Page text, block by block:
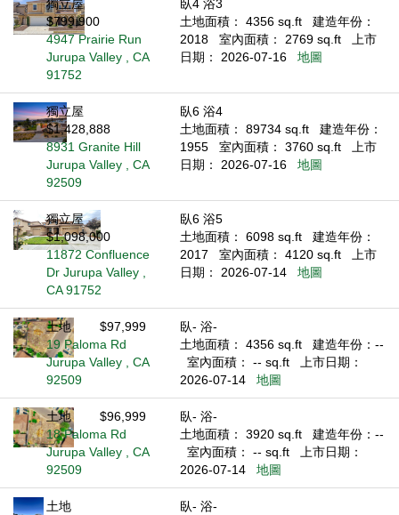
獨立屋
$799,900
4947 Prairie Run
Jurupa Valley , CA
91752
臥4 浴3
土地面積： 4356 sq.ft
建造年份：
2018
室內面積： 2769 sq.ft
上市
日期： 2026-07-16
地圖
獨立屋
$1,428,888
8931 Granite Hill
Jurupa Valley , CA
92509
臥6 浴4
土地面積： 89734 sq.ft
建造年份：
1955
室內面積： 3760 sq.ft
上市
日期： 2026-07-16
地圖
獨立屋
$1,098,000
11872 Confluence
Dr Jurupa Valley ,
CA 91752
臥6 浴5
土地面積： 6098 sq.ft
建造年份：
2017
室內面積： 4120 sq.ft
上市
日期： 2026-07-14
地圖
土地
$97,999
19 Paloma Rd
Jurupa Valley , CA
92509
臥- 浴-
土地面積： 4356 sq.ft
建造年份：--
室內面積： -- sq.ft
上市日期：
2026-07-14
地圖
土地
$96,999
18 Paloma Rd
Jurupa Valley , CA
92509
臥- 浴-
土地面積： 3920 sq.ft
建造年份：--
室內面積： -- sq.ft
上市日期：
2026-07-14
地圖
土地
臥- 浴-